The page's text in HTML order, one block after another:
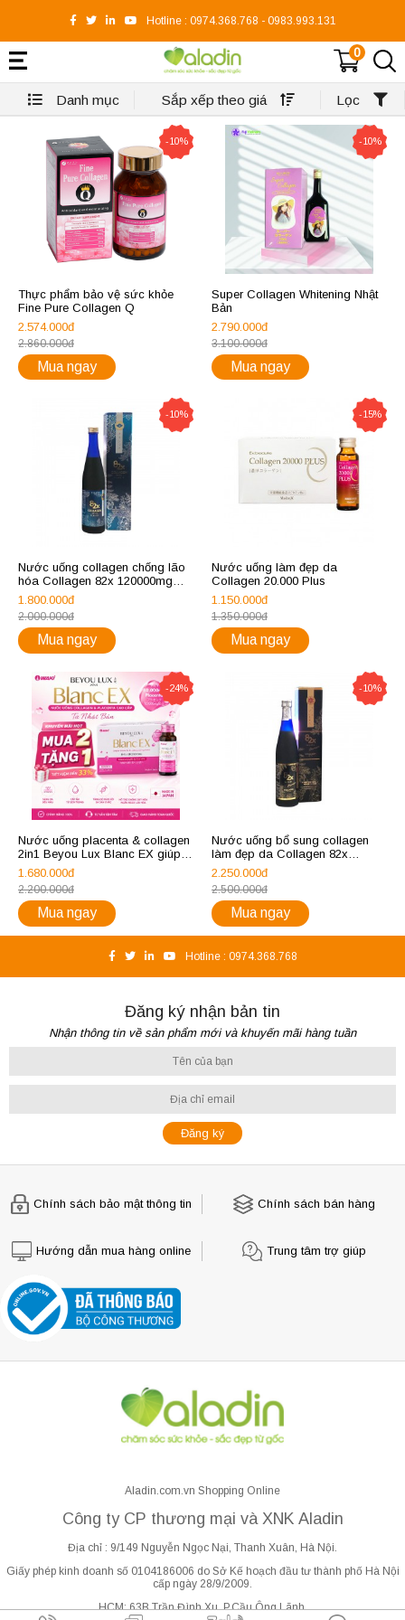
Hotline : 0974.368.768 - 0983.993.131
0
Danh mục Sắp xếp theo giá Lọc
-10%
Thực phẩm bảo vệ sức khỏe
Fine Pure Collagen Q
2.574.000đ
2.860.000đ
Mua ngay
-10%
Super Collagen Whitening Nhật
Bản
2.790.000đ
3.100.000đ
Mua ngay
-10%
Nước uống collagen chống lão
hóa Collagen 82x 120000mg
Classic
1.800.000đ
2.000.000đ
Mua ngay
-15%
Nước uống làm đẹp da
Collagen 20.000 Plus
1.150.000đ
1.350.000đ
Mua ngay
-24%
Nước uống placenta & collagen
2in1 Beyou Lux Blanc EX giúp
sáng da, mờ sạm nám và làm
trắng da (50ml x 10 chai)
1.680.000đ
2.200.000đ
Mua ngay
-10%
Nước uống bổ sung collagen
làm đẹp da Collagen 82x
Sakura Premium 500g
2.250.000đ
2.500.000đ
Mua ngay
Hotline : 0974.368.768
Đăng ký nhận bản tin
Nhận thông tin về sản phẩm mới và khuyến mãi hàng tuần
Chính sách bảo mật thông tin Chính sách bán hàng
Hướng dẫn mua hàng online Trung tâm trợ giúp
Aladin.com.vn Shopping Online
Công ty CP thương mại và XNK Aladin
Địa chỉ : 9/149 Nguyễn Ngọc Nại, Thanh Xuân, Hà Nội.
Giấy phép kinh doanh số 0104186006 do Sở Kế hoạch đầu tư thành phố Hà Nội
cấp ngày 28/9/2009.
HCM: 63B Trần Đình Xu, P.Cầu Ông Lãnh.